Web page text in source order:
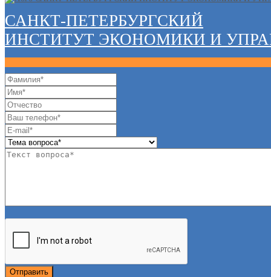
САНКТ-ПЕТЕРБУРГСКИЙ
ИНСТИТУТ ЭКОНОМИКИ И
Отправить